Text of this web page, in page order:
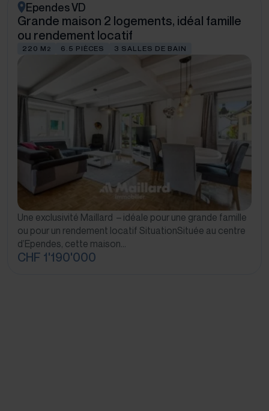
Ependes VD
Grande maison 2 logements, idéal famille
ou rendement locatif
220 M 2 6.5 PIÈCES 3 SALLES DE BAIN
Une exclusivité Maillard – idéale pour une grande famille
ou pour un rendement locatif SituationSituée au centre
d’Ependes, cette maison…
CHF 1'190'000